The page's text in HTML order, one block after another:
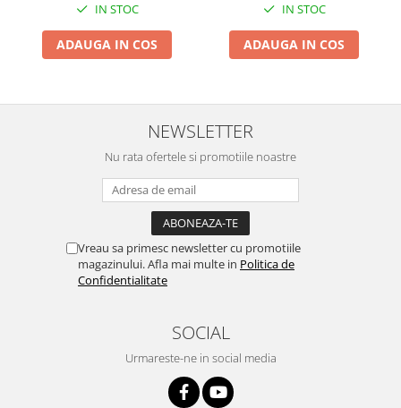
IN STOC
ADAUGA IN COS
IN STOC
ADAUGA IN COS
NEWSLETTER
Nu rata ofertele si promotiile noastre
Vreau sa primesc newsletter cu promotiile
magazinului. Afla mai multe in Politica de
Confidentialitate
SOCIAL
Urmareste-ne in social media